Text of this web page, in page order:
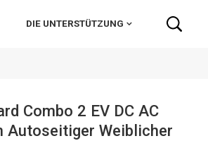
DIE UNTERSTÜTZUNG
Combo 2 EV DC AC
Autoseitiger Weiblicher